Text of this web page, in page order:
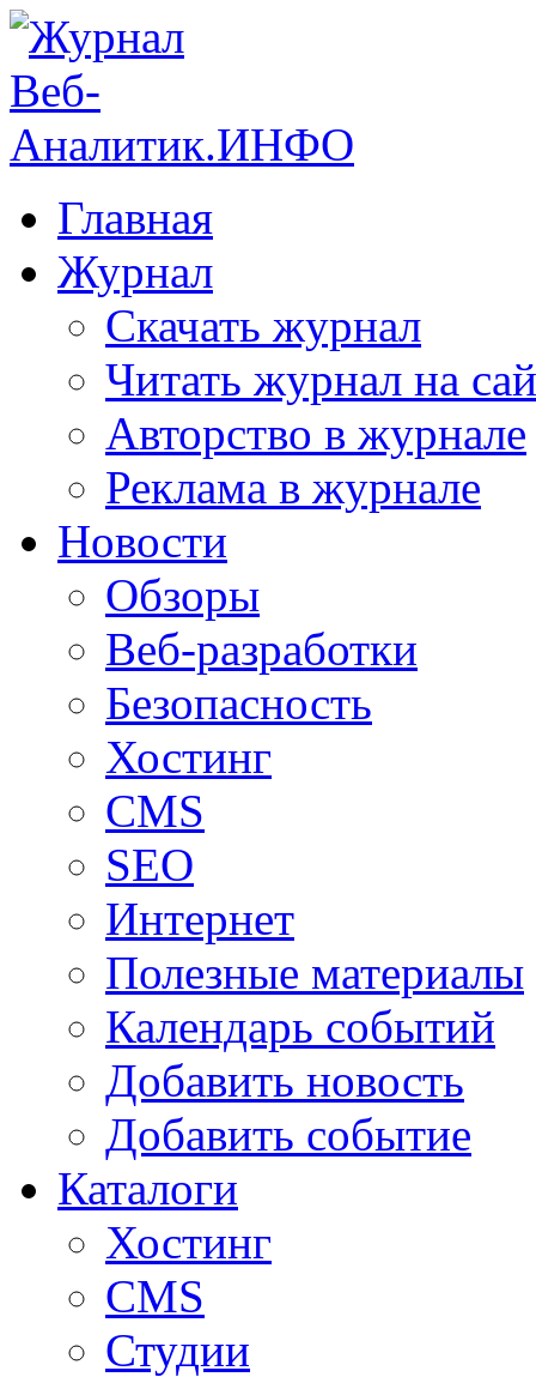
Главная
Журнал
Скачать журнал
Читать журнал на
Авторство в журнале
Реклама в журнале
Новости
Обзоры
Веб-разработки
Безопасность
Хостинг
CMS
SEO
Интернет
Полезные материалы
Календарь событий
Добавить новость
Добавить событие
Каталоги
Хостинг
CMS
Студии